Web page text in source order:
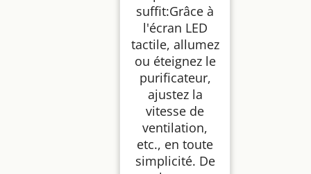
suffit:Grâce à
l'écran LED
tactile, allumez
ou éteignez le
purificateur,
ajustez la
vitesse de
ventilation,
etc., en toute
simplicité. De